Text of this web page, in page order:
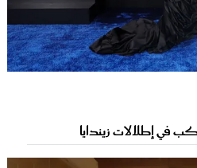
في إطلالات زيندايا